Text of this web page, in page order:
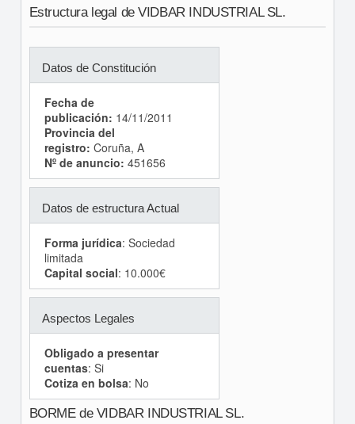
Estructura legal de VIDBAR INDUSTRIAL SL.
Datos de Constitución
Fecha de
publicación: 14/11/2011
Provincia del
registro: Coruña, A
Nº de anuncio: 451656
Datos de estructura Actual
Forma jurídica: Sociedad
limitada
Capital social: 10.000€
Aspectos Legales
Obligado a presentar
cuentas: Si
Cotiza en bolsa: No
BORME de VIDBAR INDUSTRIAL SL.